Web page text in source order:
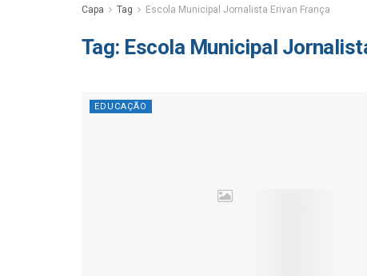
Capa Tag Escola Municipal Jornalista Erivan França
Tag: Escola Municipal
EDUCAÇÃO